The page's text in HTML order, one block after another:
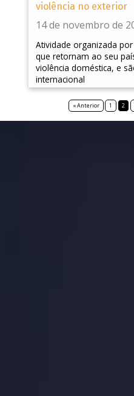
violência no exterior
14 de novembro de
Atividade organizada
que retornam ao seu
violência doméstica, e
internacional
« Anterior 1 2